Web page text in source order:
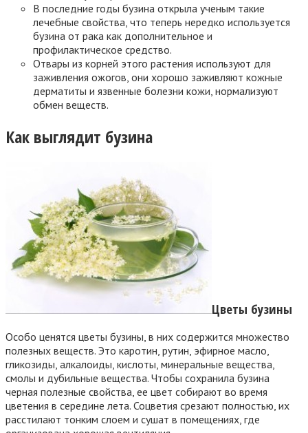
В последние годы бузина открыла ученым такие
лечебные свойства, что теперь нередко используется
бузина от рака как дополнительное и
профилактическое средство.
Отвары из корней этого растения используют для
заживления ожогов, они хорошо заживляют кожные
дерматиты и язвенные болезни кожи, нормализуют
обмен веществ.
Как выглядит бузина
Цветы бузины
Особо ценятся цветы бузины, в них содержится множество
полезных веществ. Это каротин, рутин, эфирное масло,
гликозиды, алкалоиды, кислоты, минеральные вещества,
смолы и дубильные вещества. Чтобы сохранила бузина
черная полезные свойства, ее цвет собирают во время
цветения в середине лета. Соцветия срезают полностью, их
расстилают тонким слоем и сушат в помещениях, где